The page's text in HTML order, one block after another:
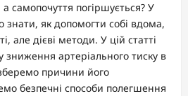
самопочуття погіршується? У
як допомогти собі вдома,
але дієві методи. У цій статті
артеріального тиску в
причини його
безпечні способи полегшення